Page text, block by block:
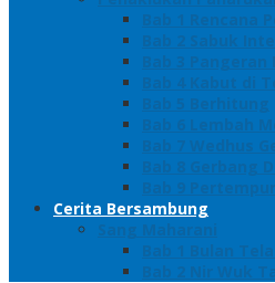
Bab 1 Rencana
Bab 2 Sabuk
Bab 3 Pangeran
Bab 4 Kabut di
Bab 5 Berhitung
Bab 6 Lembah
Bab 7 Wedhus
Bab 8 Gerbang
Bab 9
Cerita Bersambung
Sang Maharani
Bab 1 Bulan
Bab 2 Nir Wuk